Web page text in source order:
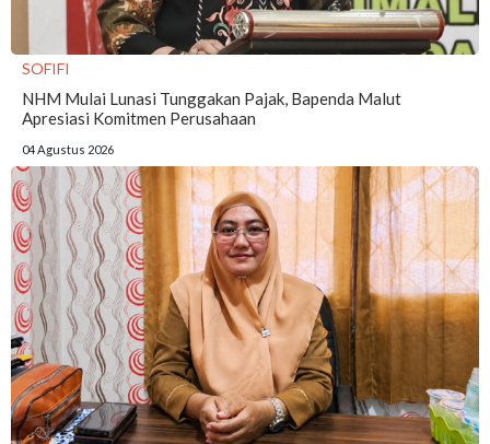
SOFIFI
NHM Mulai Lunasi Tunggakan Pajak, Bapenda Malut
Apresiasi Komitmen Perusahaan
04 Agustus 2026